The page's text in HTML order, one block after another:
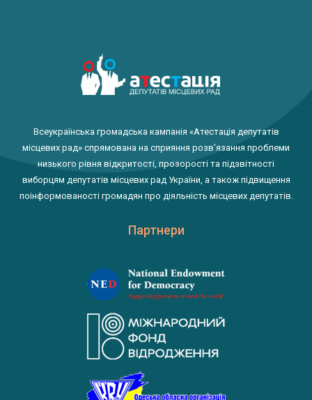
Всеукраїнська громадська кампанія «Атестація депутатів
місцевих рад» спрямована на сприяння розв'язання проблеми
низького рівня відкритості, прозорості та підзвітності
виборцям депутатів місцевих рад України, а також підвищення
поінформованості громадян про діяльність місцевих депутатів.
Партнери